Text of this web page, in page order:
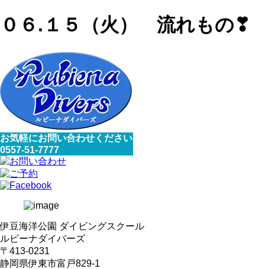
０６.１５（火） 流れもの❣
お気軽にお問い合わせください
0557-51-7777
伊豆海洋公園 ダイビングスクール
ルビーナダイバーズ
〒413-0231
静岡県伊東市富戸829-1